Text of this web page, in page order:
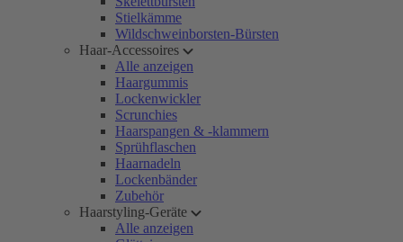
Stielkämme
Wildschweinborsten-Bürsten
Haar-Accessoires
Alle anzeigen
Haargummis
Lockenwickler
Scrunchies
Haarspangen & -klammern
Sprühflaschen
Haarnadeln
Lockenbänder
Zubehör
Haarstyling-Geräte
Alle anzeigen